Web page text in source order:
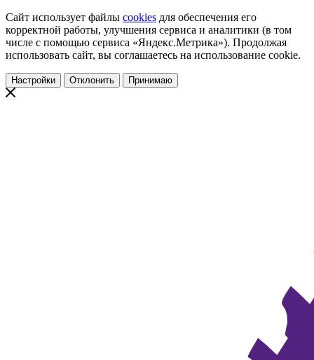
Сайт использует файлы cookies для обеспечения его
корректной работы, улучшения сервиса и аналитики (в том
числе с помощью сервиса «Яндекс.Метрика»). Продолжая
использовать сайт, вы соглашаетесь на использование cookie.
Настройки Отклонить Принимаю